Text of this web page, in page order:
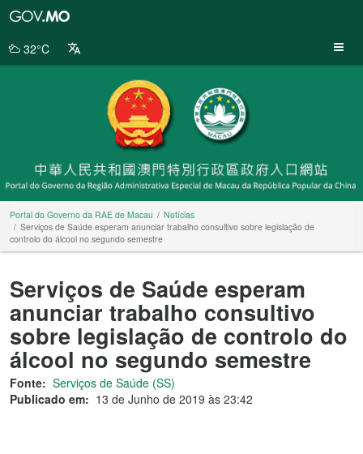
da
32°C
Portal do Governo da RAE de Macau
Notícias
Serviços de Saúde esperam anunciar trabalho consultivo sobre legislação de
controlo do álcool no segundo semestre
Serviços de Saúde esperam
anunciar trabalho consultivo
sobre legislação de controlo do
álcool no segundo semestre
Fonte: Serviços de Saúde (SS)
Publicado em: 13 de Junho de 2019 às 23:42